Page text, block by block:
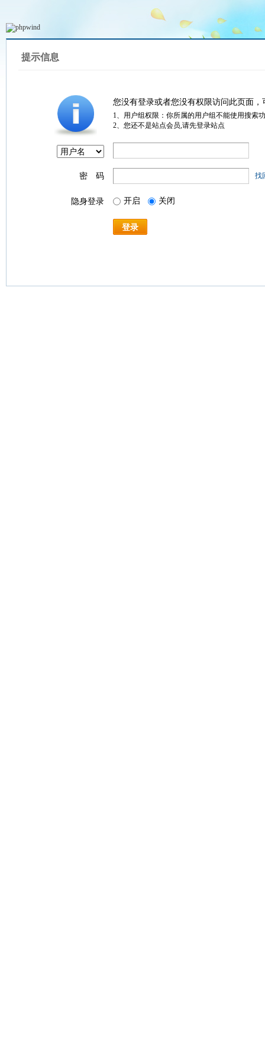
提示信息
您没有登录或者您没有权限访问此页面
1、用户组权限：你所属的用户组不能使用搜索
2、您还不是站点会员,请先登录站点
密 码 找
隐身登录 开启 关闭
登录